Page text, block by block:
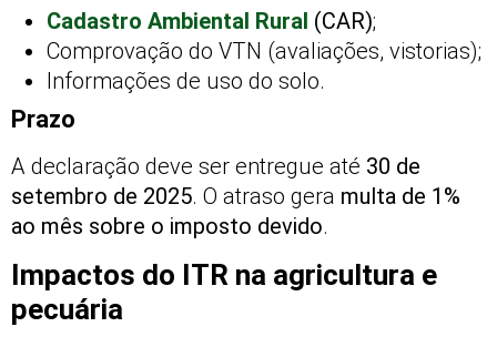
Cadastro Ambiental Rural (CAR);
Comprovação do VTN (avaliações, vistorias);
Informações de uso do solo.
Prazo
A declaração deve ser entregue até 30 de
setembro de 2025. O atraso gera multa de 1%
ao mês sobre o imposto devido.
Impactos do ITR na agricultura e
pecuária